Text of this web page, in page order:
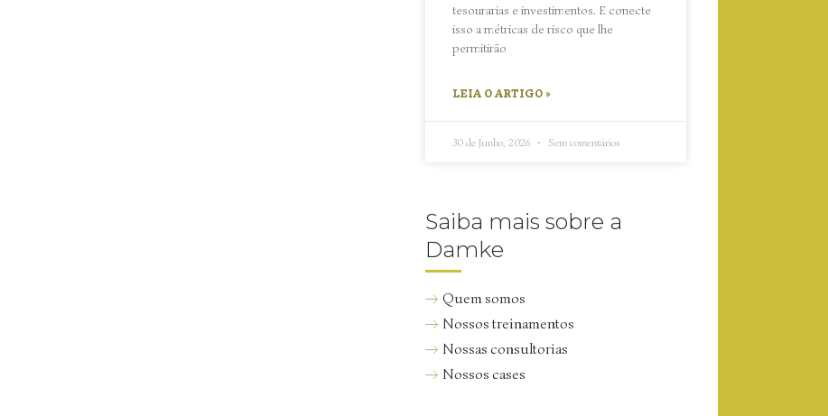
tesourarias e investimentos. E conecte
isso a métricas de risco que lhe
permitirão
LEIA O ARTIGO »
30 de Junho, 2026 Sem comentários
Saiba mais sobre a
Damke
Quem somos
Nossos treinamentos
Nossas consultorias
Nossos cases